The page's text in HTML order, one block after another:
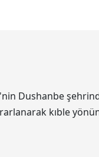
Dushanbe
kıble